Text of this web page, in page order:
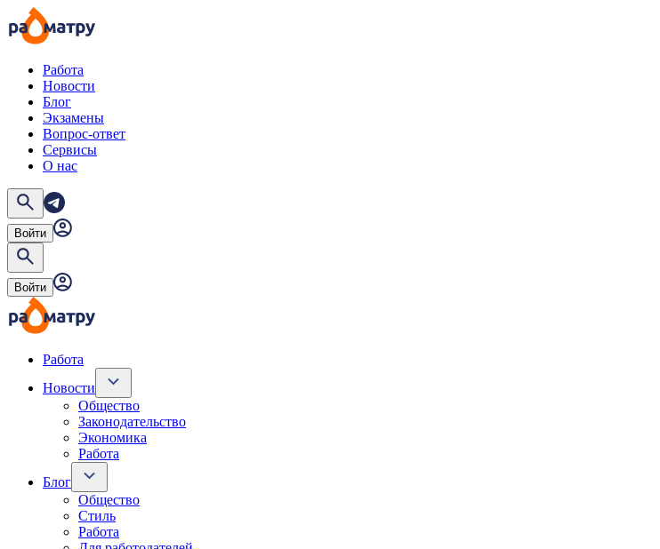
Работа
Новости
Блог
Экзамены
Вопрос-ответ
Сервисы
О нас
Войти
Войти
Работа
Новости
Общество
Законодательство
Экономика
Работа
Блог
Общество
Стиль
Работа